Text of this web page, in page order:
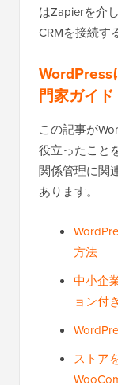
はZapierを介
CRMを接続す
門家ガイド
この記事が
役立ったこと
関係管理に関
あります。
方法
中小企
ョン付
ストア